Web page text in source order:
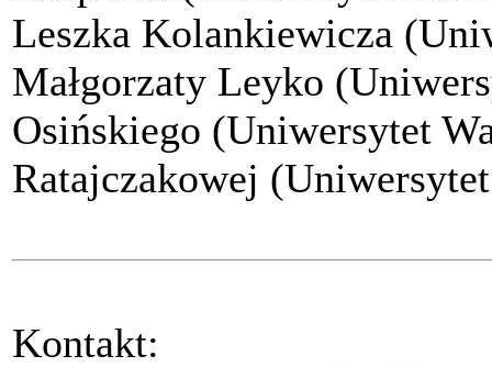
Leszka Kolankiewicza
Małgorzaty Leyko
Osińskiego (Uniwersytet
Ratajczakowej
Kontakt: